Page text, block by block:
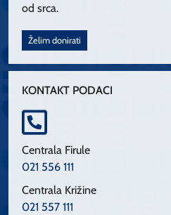
od srca.
Želim donirati
KONTAKT PODACI
Centrala Firule
021 556 111
Centrala Križine
021 557 111